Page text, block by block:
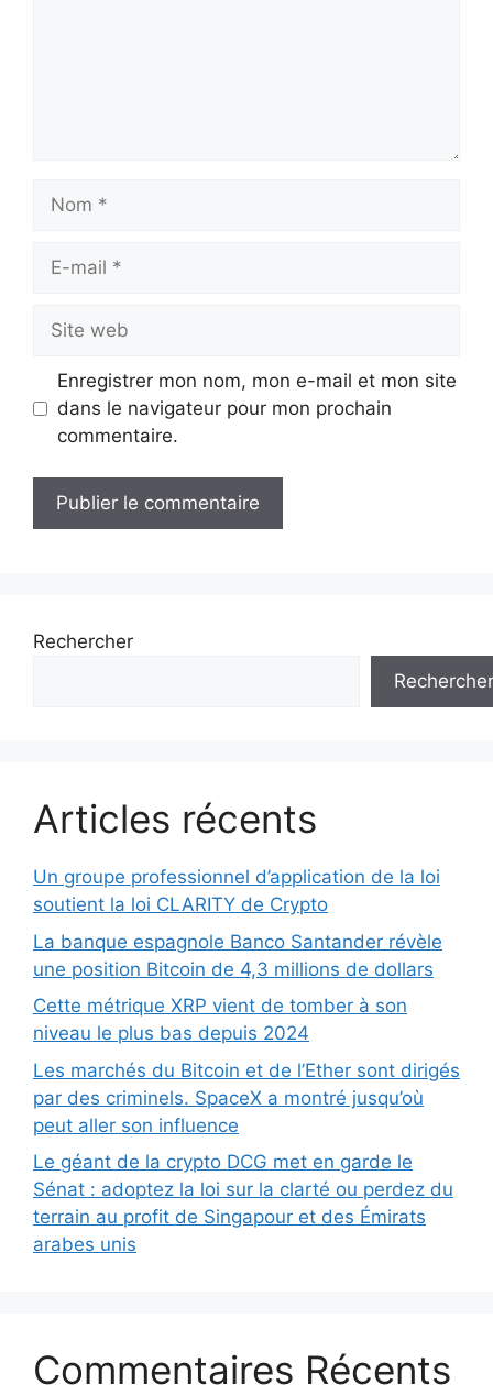
mail
web
Enregistrer mon nom, mon e-mail et mon site
dans le navigateur pour mon prochain
commentaire.
Rechercher
Rechercher
Articles récents
Un groupe professionnel d’application de la loi
soutient la loi CLARITY de Crypto
La banque espagnole Banco Santander révèle
une position Bitcoin de 4,3 millions de dollars
Cette métrique XRP vient de tomber à son
niveau le plus bas depuis 2024
Les marchés du Bitcoin et de l’Ether sont dirigés
par des criminels. SpaceX a montré jusqu’où
peut aller son influence
Le géant de la crypto DCG met en garde le
Sénat : adoptez la loi sur la clarté ou perdez du
terrain au profit de Singapour et des Émirats
arabes unis
Commentaires Récents